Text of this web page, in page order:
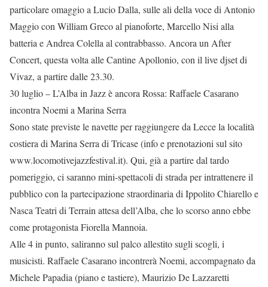
particolare omaggio a Lucio Dalla, sulle ali della voce di Antonio
Maggio con William Greco al pianoforte, Marcello Nisi alla
batteria e Andrea Colella al contrabbasso. Ancora un After
Concert, questa volta alle Cantine Apollonio, con il live djset di
Vivaz, a partire dalle 23.30.
30 luglio – L’Alba in Jazz è ancora Rossa: Raffaele Casarano
incontra Noemi a Marina Serra
Sono state previste le navette per raggiungere da Lecce la località
costiera di Marina Serra di Tricase (info e prenotazioni sul sito
www.locomotivejazzfestival.it). Qui, già a partire dal tardo
pomeriggio, ci saranno mini-spettacoli di strada per intrattenere il
pubblico con la partecipazione straordinaria di Ippolito Chiarello e
Nasca Teatri di Terrain attesa dell’Alba, che lo scorso anno ebbe
come protagonista Fiorella Mannoia.
Alle 4 in punto, saliranno sul palco allestito sugli scogli, i
musicisti. Raffaele Casarano incontrerà Noemi, accompagnato da
Michele Papadia (piano e tastiere), Maurizio De Lazzaretti